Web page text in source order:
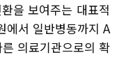
을 보여주는 대표적
에서 일반병동까지 A
의료기관으로의 확